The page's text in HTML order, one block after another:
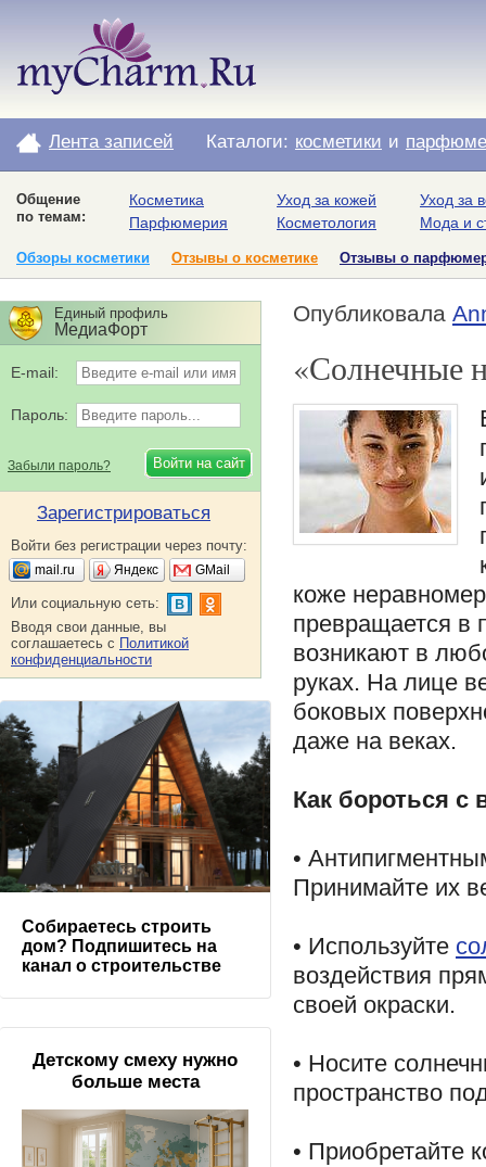
Лента записей Каталоги: косметики и
Общение
по темам:
Косметика
Парфюмерия
Уход за кожей
Косметология
Уход за
Мода и
Обзоры косметики Отзывы о косметике Отзывы о
Опубликовала
«Солнечные
коже
превращается в
возникают в
руках. На лице
боковых
даже на веках.
Как бороться с
•
Принимайте их
• Используйте
воздействия
своей окраски.
• Носите
пространство
• Приобретайте
Единый профиль
МедиаФорт
E-mail:
Пароль:
Забыли пароль?
Зарегистрироваться
Войти без регистрации через почту:
mail.ru Яндекс GMail
Или социальную сеть:
Вводя свои данные, вы
соглашаетесь с Политикой
конфиденциальности
Собираетесь строить
дом? Подпишитесь на
канал о строительстве
Детскому смеху нужно
больше места